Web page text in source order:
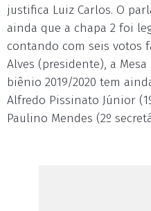
justifica Luiz Carlos. O
ainda que a chapa 2 foi
contando com seis votos
Alves (presidente), a
biênio 2019/2020 tem
Alfredo Pissinato Júnior
Paulino Mendes (2º